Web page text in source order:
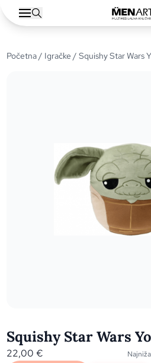
Početna/ Igračke / Squishy Star Wars
Squishy Star Wars
22,00€